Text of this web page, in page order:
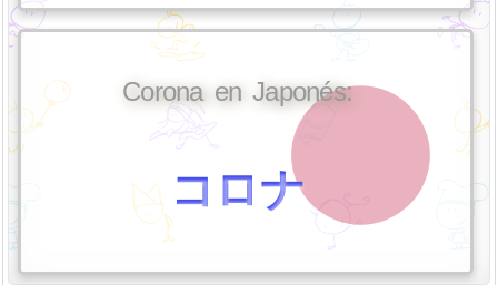
Corona en Japonés:
コロナ